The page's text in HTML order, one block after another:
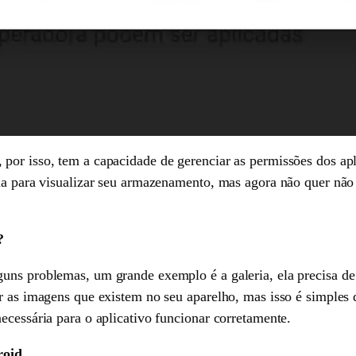
isso, tem a capacidade de gerenciar as permissões dos
visualizar seu armazenamento, mas agora não quer
problemas, um grande exemplo é a galeria, ela precisa
imagens que existem no seu aparelho, mas isso é
para o aplicativo funcionar corretamente.